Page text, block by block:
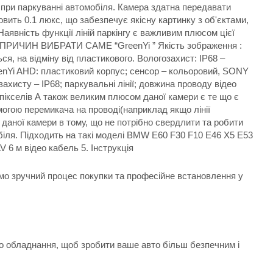
паркуванні автомобіля. Камера здатна передавати
0.1 люкс, що забезпечує якісну картинку з об'єктами,
функції ліній паркінгу є важливим плюсом цієї
5 ПРИЧИН ВИБРАТИ САМЕ “GreenYi ” Якість зображення :
на відміну від пластикового. Вологозахист: IP68 –
AHD: пластиковий корпус; сенсор – кольоровий, SONY
– IP68; паркувальні лінії; довжина проводу відео
А також великим плюсом даної камери є те що є
перемикача на проводі(наприклад якщо лінії
камери в тому, що не потрібно свердлити та робити
Підходить на такі моделі BMW E60 F30 F10 E46 X5 E53
м відео кабель 5. Інструкція
зручний процес покупки та професійне встановлення у
обладнання, щоб зробити ваше авто більш безпечним і